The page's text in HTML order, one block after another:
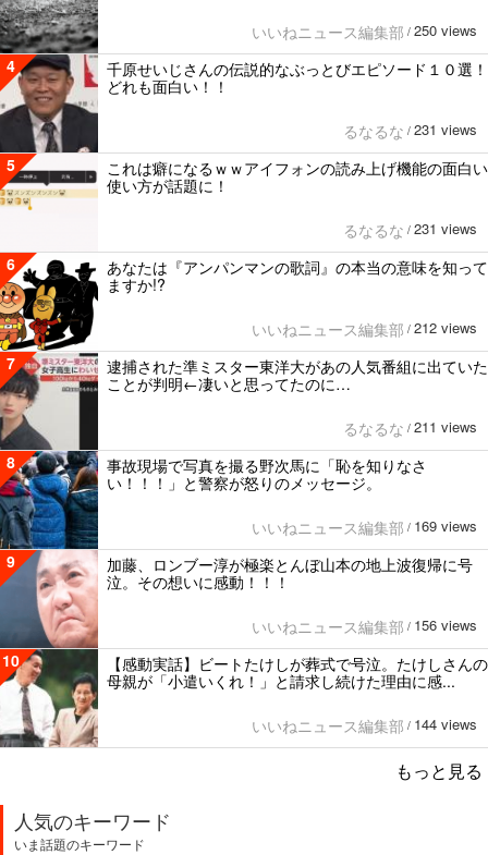
いいねニュース編集部 / 250 views
4
千原せいじさんの伝説的なぶっとびエピソード１０選！
どれも面白い！！
るなるな / 231 views
5
これは癖になるｗｗアイフォンの読み上げ機能の面白い
使い方が話題に！
るなるな / 231 views
6
あなたは『アンパンマンの歌詞』の本当の意味を知って
ますか!?
いいねニュース編集部 / 212 views
7
逮捕された準ミスター東洋大があの人気番組に出ていた
ことが判明←凄いと思ってたのに…
るなるな / 211 views
8
事故現場で写真を撮る野次馬に「恥を知りなさ
い！！！」と警察が怒りのメッセージ。
いいねニュース編集部 / 169 views
9
加藤、ロンブー淳が極楽とんぼ山本の地上波復帰に号
泣。その想いに感動！！！
いいねニュース編集部 / 156 views
10
【感動実話】ビートたけしが葬式で号泣。たけしさんの
母親が「小遣いくれ！」と請求し続けた理由に感...
いいねニュース編集部 / 144 views
もっと見る
人気のキーワード
いま話題のキーワード